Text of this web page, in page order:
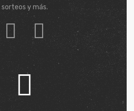
sorteos y más.